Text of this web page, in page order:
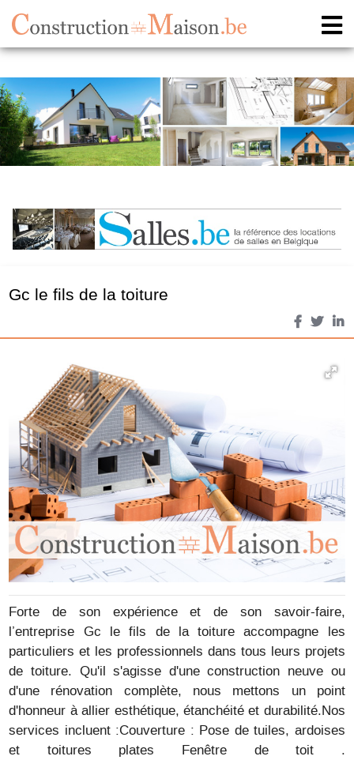
Gc le fils de la toiture
Forte de son expérience et de son savoir-faire,
l’entreprise Gc le fils de la toiture accompagne les
particuliers et les professionnels dans tous leurs projets
de toiture. Qu'il s'agisse d'une construction neuve ou
d'une rénovation complète, nous mettons un point
d'honneur à allier esthétique, étanchéité et durabilité.Nos
services incluent :Couverture : Pose de tuiles, ardoises
et toitures plates Fenêtre de toit .